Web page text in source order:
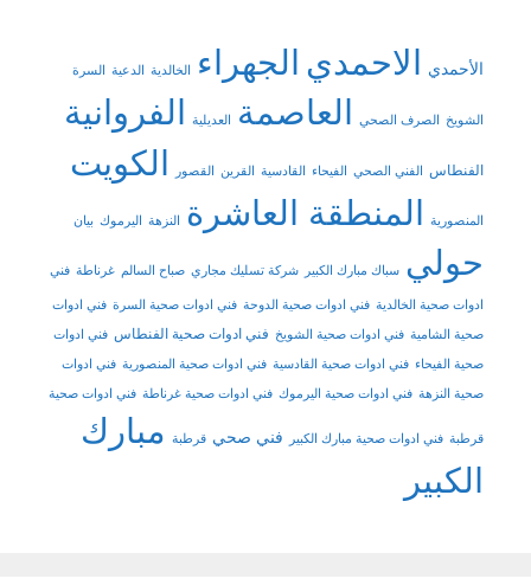
الأحمدي الاحمدي الجهراء الخالدية الدعية السرة
الشويخ الصرف الصحي العاصمة العديلية الفروانية
الفنطاس الفني الصحي الفيحاء القادسية القرين القصور الكويت
المنصورية المنطقة العاشرة النزهة اليرموك بيان
حولي سباك مبارك الكبير شركة تسليك مجاري صباح السالم غرناطة فني
ادوات صحية الخالدية فني ادوات صحية الدوحة فني ادوات صحية السرة فني ادوات
صحية الشامية فني ادوات صحية الشويخ فني ادوات صحية الفنطاس فني ادوات
صحية الفيحاء فني ادوات صحية القادسية فني ادوات صحية المنصورية فني ادوات
صحية النزهة فني ادوات صحية اليرموك فني ادوات صحية غرناطة فني ادوات صحية
قرطبة فني ادوات صحية مبارك الكبير فني صحي قرطبة مبارك
الكبير